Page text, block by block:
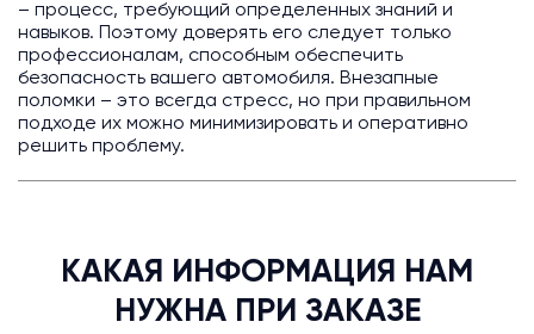
– процесс, требующий определенных знаний и
навыков. Поэтому доверять его следует только
профессионалам, способным обеспечить
безопасность вашего автомобиля. Внезапные
поломки – это всегда стресс, но при правильном
подходе их можно минимизировать и оперативно
решить проблему.
КАКАЯ ИНФОРМАЦИЯ НАМ
НУЖНА ПРИ ЗАКАЗЕ